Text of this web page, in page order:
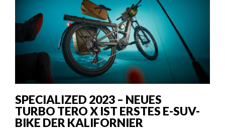
SPECIALIZED 2023 – NEUES
TURBO TERO X IST ERSTES E-SUV-
BIKE DER KALIFORNIER